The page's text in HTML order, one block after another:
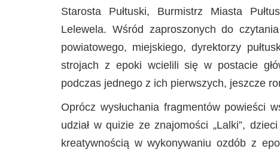
Starosta Pułtuski, Burmistrz Miasta
Lelewela. Wśród zaproszonych do
powiatowego, miejskiego, dyrektorzy
strojach z epoki wcielili się w postacie
podczas jednego z ich pierwszych, jeszcze
Oprócz wysłuchania fragmentów powieści
udział w quizie ze znajomości „Lalki”,
kreatywnością w wykonywaniu ozdób z